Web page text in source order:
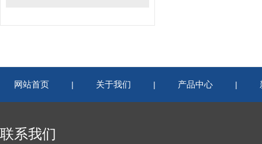
网站首页 | 关于我们 | 产品中心 |
联系我们